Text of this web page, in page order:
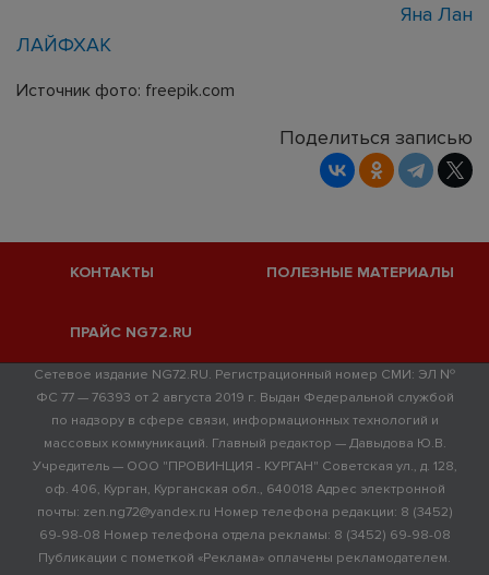
Яна Лан
ЛАЙФХАК
Источник фото: freepik.com
Поделиться записью
КОНТАКТЫ ПОЛЕЗНЫЕ МАТЕРИАЛЫ
ПРАЙС NG72.RU
Сетевое издание NG72.RU. Регистрационный номер СМИ: ЭЛ №
ФС 77 — 76393 от 2 августа 2019 г. Выдан Федеральной службой
по надзору в сфере связи, информационных технологий и
массовых коммуникаций. Главный редактор — Давыдова Ю.В.
Учредитель — ООО "ПРОВИНЦИЯ - КУРГАН" Советская ул., д. 128,
оф. 406, Курган, Курганская обл., 640018 Адрес электронной
почты: zen.ng72@yandex.ru Номер телефона редакции: 8 (3452)
69-98-08 Номер телефона отдела рекламы: 8 (3452) 69-98-08
Публикации с пометкой «Реклама» оплачены рекламодателем.